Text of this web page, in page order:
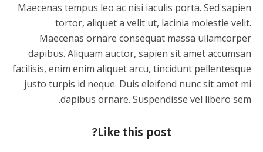
Maecenas tempus leo ac nisi iaculis porta. Sed sapien
tortor, aliquet a velit ut, lacinia molestie velit.
Maecenas ornare consequat massa ullamcorper
dapibus. Aliquam auctor, sapien sit amet accumsan
facilisis, enim enim aliquet arcu, tincidunt pellentesque
justo turpis id neque. Duis eleifend nunc sit amet mi
dapibus ornare. Suspendisse vel libero sem.
Like this post?